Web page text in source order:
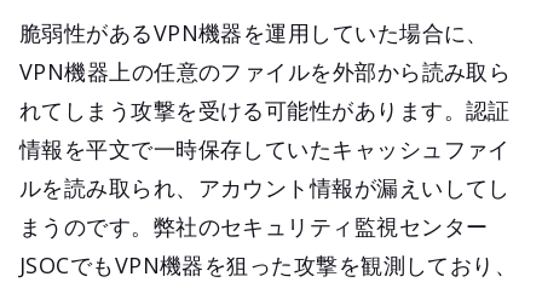
脆弱性があるVPN機器を運用していた場合に、
VPN機器上の任意のファイルを外部から読み取ら
れてしまう攻撃を受ける可能性があります。認証
情報を平文で一時保存していたキャッシュファイ
ルを読み取られ、アカウント情報が漏えいしてし
まうのです。弊社のセキュリティ監視センター
JSOCでもVPN機器を狙った攻撃を観測しており、